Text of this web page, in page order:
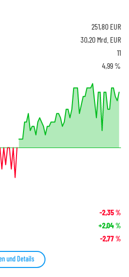
251,80 EUR
30,20 Mrd. EUR
11
4,99 %
-2,35%
+2,04%
-2,77%
und Details